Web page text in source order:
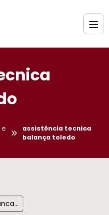
e
assistência tecnica
balança toledo
Balanca Ensacadeira Automatica Grao